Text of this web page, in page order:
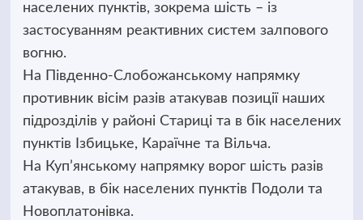
населених пунктів, зокрема шість – із
застосуванням реактивних систем залпового
вогню.
На Південно-Слобожанському напрямку
противник вісім разів атакував позиції наших
підрозділів у районі Стариці та в бік населених
пунктів Ізбицьке, Караїчне та Вільча.
На Куп’янському напрямку ворог шість разів
атакував, в бік населених пунктів Подоли та
Новоплатонівка.